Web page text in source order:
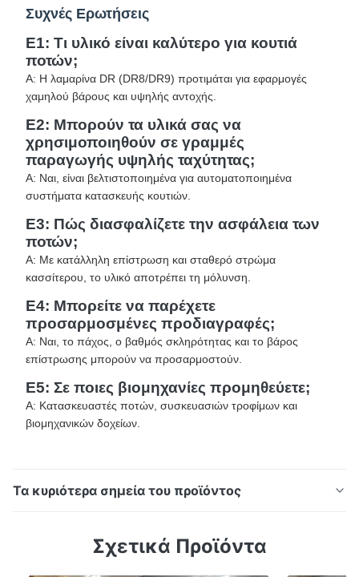
Συχνές Ερωτήσεις
Ε1: Τι υλικό είναι καλύτερο για κουτιά
ποτών;
Α: Η λαμαρίνα DR (DR8/DR9) προτιμάται για εφαρμογές
χαμηλού βάρους και υψηλής αντοχής.
Ε2: Μπορούν τα υλικά σας να
χρησιμοποιηθούν σε γραμμές
παραγωγής υψηλής ταχύτητας;
Α: Ναι, είναι βελτιστοποιημένα για αυτοματοποιημένα
συστήματα κατασκευής κουτιών.
Ε3: Πώς διασφαλίζετε την ασφάλεια των
ποτών;
Α: Με κατάλληλη επίστρωση και σταθερό στρώμα
κασσίτερου, το υλικό αποτρέπει τη μόλυνση.
Ε4: Μπορείτε να παρέχετε
προσαρμοσμένες προδιαγραφές;
Α: Ναι, το πάχος, ο βαθμός σκληρότητας και το βάρος
επίστρωσης μπορούν να προσαρμοστούν.
Ε5: Σε ποιες βιομηχανίες προμηθεύετε;
Α: Κατασκευαστές ποτών, συσκευασιών τροφίμων και
βιομηχανικών δοχείων.
Τα κυριότερα σημεία του προϊόντος
Κουτιά Μπύρας & Αναψυκτικών Επισκόπηση
Σχετικά Προϊόντα